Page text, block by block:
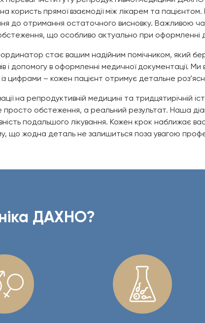
користь прямої взаємодії між лікарем та
до отримання остаточного висновку. Важливою
що особливо актуально при
стає вашим надійним помічником, який
і допомогу в оформленні медичної документації.
цифрами – кожен пацієнт отримує детальне
на репродуктивній медицині та тридцятирічній
обстеження, а реальний результат. Наша
подальшого лікування. Кожен крок наближає
що жодна деталь не залишиться поза увагою
ДАХНО?